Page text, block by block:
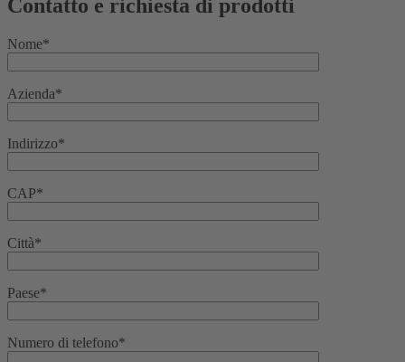
Contatto e richiesta di prodotti
Nome*
Azienda*
Indirizzo*
CAP*
Città*
Paese*
Numero di telefono*